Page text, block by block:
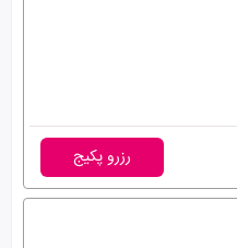
رزرو پکیج